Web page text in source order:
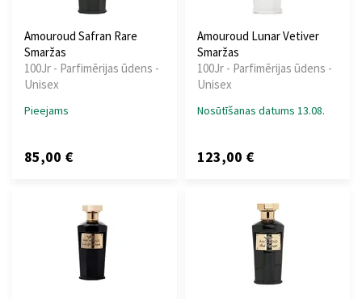
Amouroud Safran Rare
Smaržas
100Jr - Parfimērijas ūdens -
Unisex
Pieejams
85,00 €
Amouroud Lunar Vetiver
Smaržas
100Jr - Parfimērijas ūdens -
Unisex
Nosūtīšanas datums 13.08.
123,00 €